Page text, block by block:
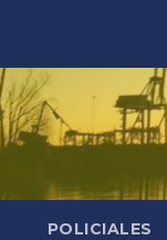
POLICIALES